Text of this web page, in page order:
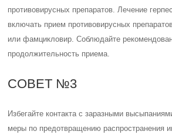
противовирусных препаратов. Лечение
включать прием противовирусных
или фамцикловир. Соблюдайте
продолжительность приема.
СОВЕТ №3
Избегайте контакта с заразными
меры по предотвращению распространения